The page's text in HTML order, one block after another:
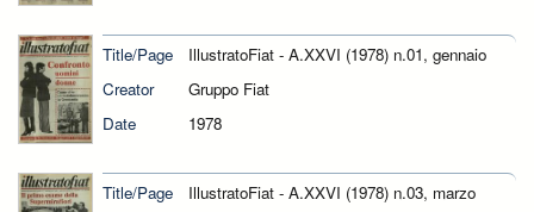
Title/Page
IllustratoFiat - A.XXVI (1978) n.01, gennaio
Creator
Gruppo Fiat
Date
1978
Title/Page
IllustratoFiat - A.XXVI (1978) n.03, marzo